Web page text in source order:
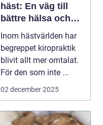
häst: En väg till
bättre hälsa och
prestation
Inom hästvärlden har
begreppet kiropraktik
blivit allt mer omtalat.
För den som inte ...
02 december 2025